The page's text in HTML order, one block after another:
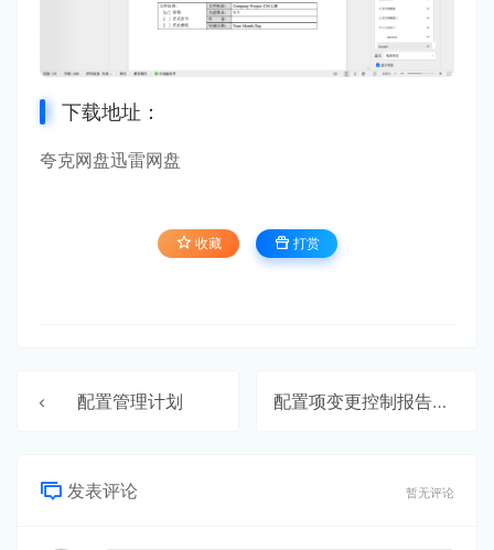
下载地址：
夸克网盘迅雷网盘
收藏 打赏
配置管理计划 配置项变更控制报告
发表评论 暂无评论